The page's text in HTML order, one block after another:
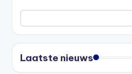
Laatste nieuws